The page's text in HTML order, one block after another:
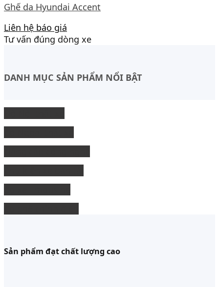
Ghế da Hyundai Accent
Liên hệ báo giá
Tư vấn đúng dòng xe
DANH MỤC SẢN PHẨM NỔI BẬT
Sản phẩm đạt chất lượng cao